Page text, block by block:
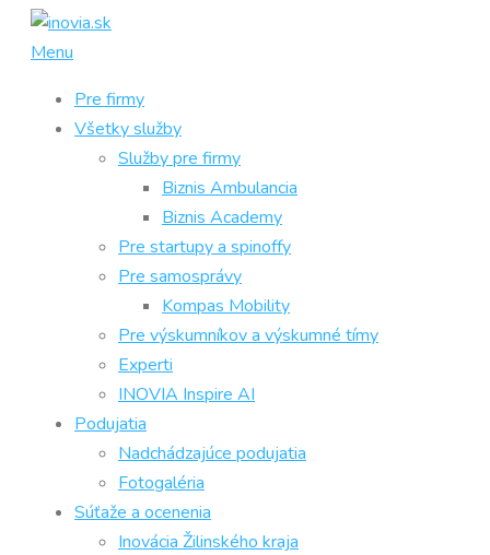
Prejsť
Menu
Pre firmy
Všetky služby
Služby pre firmy
Biznis Ambulancia
Biznis Academy
Pre startupy a spinoffy
Pre samosprávy
Kompas Mobility
Pre výskumníkov a výskumné tímy
Experti
INOVIA Inspire AI
Podujatia
Nadchádzajúce podujatia
Fotogaléria
Súťaže a ocenenia
Inovácia Žilinského kraja